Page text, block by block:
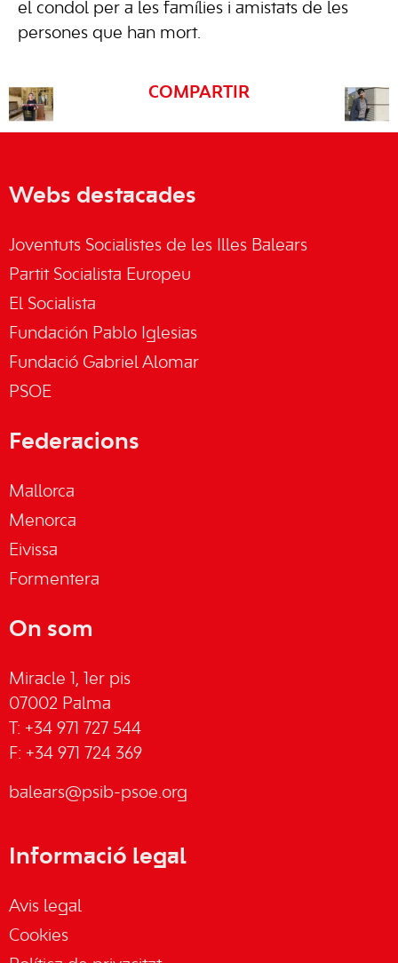
el condol per a les famílies i amistats de les
persones que han mort.
COMPARTIR
Webs destacades
Joventuts Socialistes de les Illes Balears
Partit Socialista Europeu
El Socialista
Fundación Pablo Iglesias
Fundació Gabriel Alomar
PSOE
Federacions
Mallorca
Menorca
Eivissa
Formentera
On som
Miracle 1, 1er pis
07002 Palma
T: +34 971 727 544
F: +34 971 724 369
balears@psib-psoe.org
Informació legal
Avis legal
Cookies